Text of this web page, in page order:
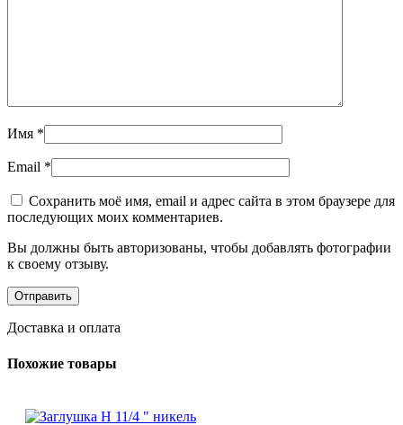
Имя *
Email *
Сохранить моё имя, email и адрес сайта в этом браузере для
последующих моих комментариев.
Вы должны быть авторизованы, чтобы добавлять фотографии
к своему отзыву.
Доставка и оплата
Похожие товары